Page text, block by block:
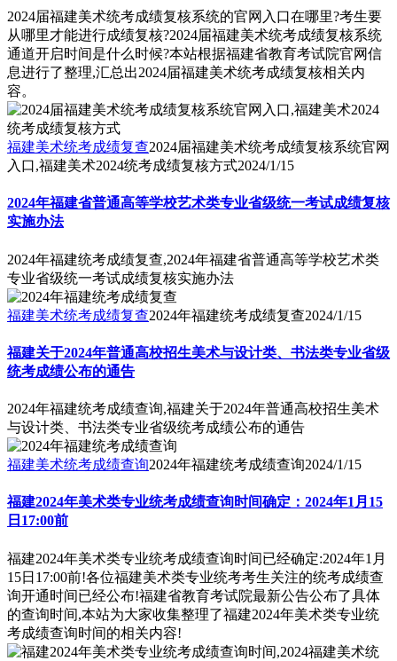
2024届福建美术统考成绩复核系统的官网入口在哪里?考生要
从哪里才能进行成绩复核?2024届福建美术统考成绩复核系统
通道开启时间是什么时候?本站根据福建省教育考试院官网信
息进行了整理,汇总出2024届福建美术统考成绩复核相关内
容。
福建美术统考成绩复查2024届福建美术统考成绩复核系统官网
入口,福建美术2024统考成绩复核方式2024/1/15
2024年福建省普通高等学校艺术类专业省级统一考试成绩复核
实施办法
2024年福建统考成绩复查,2024年福建省普通高等学校艺术类
专业省级统一考试成绩复核实施办法
福建美术统考成绩复查2024年福建统考成绩复查2024/1/15
福建关于2024年普通高校招生美术与设计类、书法类专业省级
统考成绩公布的通告
2024年福建统考成绩查询,福建关于2024年普通高校招生美术
与设计类、书法类专业省级统考成绩公布的通告
福建美术统考成绩查询2024年福建统考成绩查询2024/1/15
福建2024年美术类专业统考成绩查询时间确定：2024年1月15
日17:00前
福建2024年美术类专业统考成绩查询时间已经确定:2024年1月
15日17:00前!各位福建美术类专业统考考生关注的统考成绩查
询开通时间已经公布!福建省教育考试院最新公告公布了具体
的查询时间,本站为大家收集整理了福建2024年美术类专业统
考成绩查询时间的相关内容!